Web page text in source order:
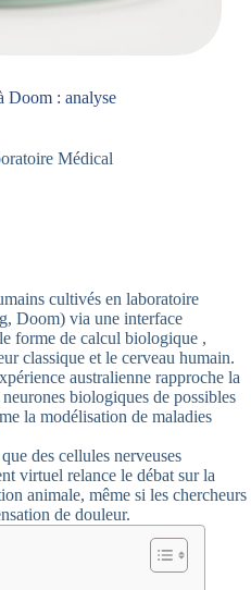
Doom : analyse
Médical
cultivés en laboratoire
Doom) via une interface
forme de calcul biologique ,
classique et le cerveau humain.
australienne rapproche la
biologiques de possibles
la modélisation de maladies
des cellules nerveuses
virtuel relance le débat sur la
animale, même si les chercheurs
de douleur.